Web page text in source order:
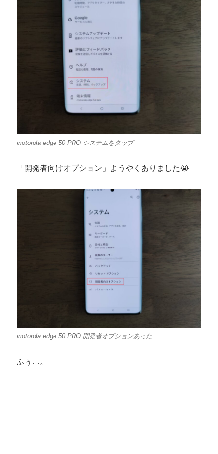
motorola edge 50 PRO システムをタップ
「開発者向けオプション」ようやくありました😭
motorola edge 50 PRO 開発者オプションあった
ふぅ…。